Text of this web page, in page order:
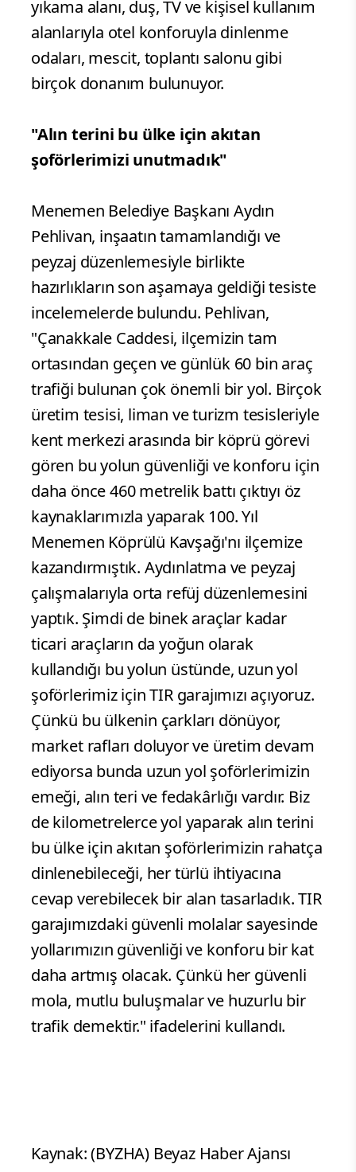
yıkama alanı, duş, TV ve kişisel kullanım
alanlarıyla otel konforuyla dinlenme
odaları, mescit, toplantı salonu gibi
birçok donanım bulunuyor.
"Alın terini bu ülke için akıtan
şoförlerimizi unutmadık"
Menemen Belediye Başkanı Aydın
Pehlivan, inşaatın tamamlandığı ve
peyzaj düzenlemesiyle birlikte
hazırlıkların son aşamaya geldiği tesiste
incelemelerde bulundu. Pehlivan,
"Çanakkale Caddesi, ilçemizin tam
ortasından geçen ve günlük 60 bin araç
trafiği bulunan çok önemli bir yol. Birçok
üretim tesisi, liman ve turizm tesisleriyle
kent merkezi arasında bir köprü görevi
gören bu yolun güvenliği ve konforu için
daha önce 460 metrelik battı çıktıyı öz
kaynaklarımızla yaparak 100. Yıl
Menemen Köprülü Kavşağı'nı ilçemize
kazandırmıştık. Aydınlatma ve peyzaj
çalışmalarıyla orta refüj düzenlemesini
yaptık. Şimdi de binek araçlar kadar
ticari araçların da yoğun olarak
kullandığı bu yolun üstünde, uzun yol
şoförlerimiz için TIR garajımızı açıyoruz.
Çünkü bu ülkenin çarkları dönüyor,
market rafları doluyor ve üretim devam
ediyorsa bunda uzun yol şoförlerimizin
emeği, alın teri ve fedakârlığı vardır. Biz
de kilometrelerce yol yaparak alın terini
bu ülke için akıtan şoförlerimizin rahatça
dinlenebileceği, her türlü ihtiyacına
cevap verebilecek bir alan tasarladık. TIR
garajımızdaki güvenli molalar sayesinde
yollarımızın güvenliği ve konforu bir kat
daha artmış olacak. Çünkü her güvenli
mola, mutlu buluşmalar ve huzurlu bir
trafik demektir." ifadelerini kullandı.
Kaynak: (BYZHA) Beyaz Haber Ajansı